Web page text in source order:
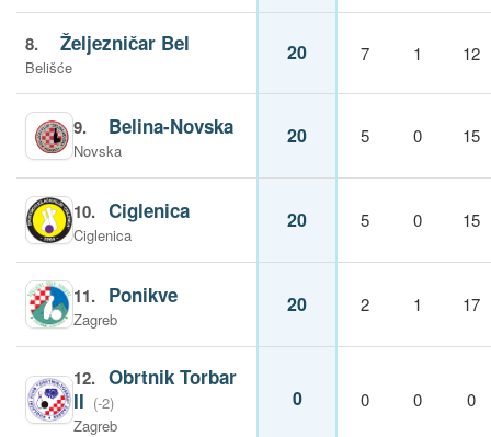
8. Željezničar Bel
Belišće
20 7 1 12
9. Belina-Novska
Novska
20 5 0 15
10. Ciglenica
Ciglenica
20 5 0 15
11. Ponikve
Zagreb
20 2 1 17
12. Obrtnik Torbar
II (-2)
Zagreb
0 0 0 0